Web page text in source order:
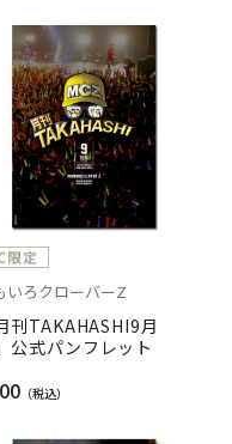
いろクローバーZ
刊TAKAHASHI9月
公式パンフレット